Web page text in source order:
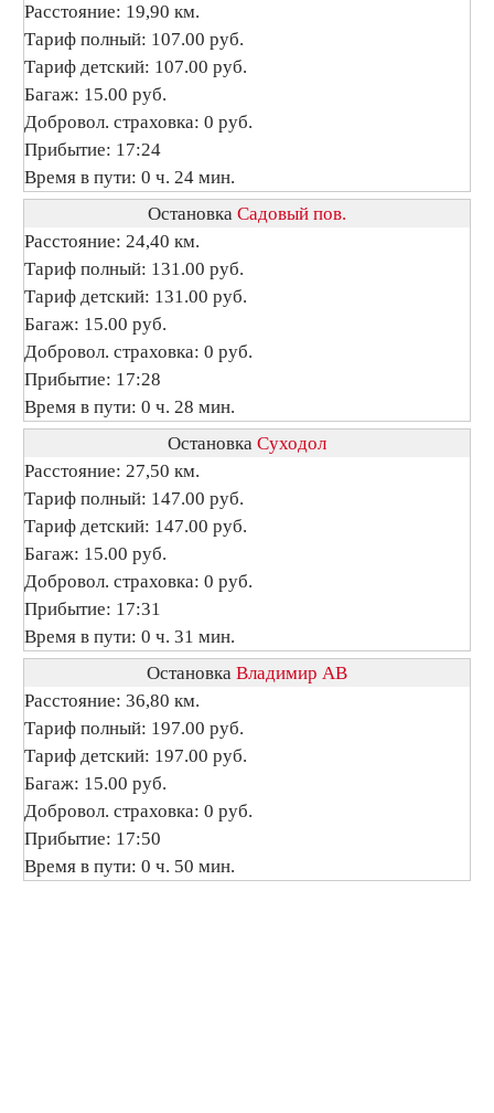
Расстояние: 19,90 км.
Тариф полный: 107.00 руб.
Тариф детский: 107.00 руб.
Багаж: 15.00 руб.
Добровол. страховка: 0 руб.
Прибытие: 17:24
Время в пути: 0 ч. 24 мин.
Остановка Садовый пов.
Расстояние: 24,40 км.
Тариф полный: 131.00 руб.
Тариф детский: 131.00 руб.
Багаж: 15.00 руб.
Добровол. страховка: 0 руб.
Прибытие: 17:28
Время в пути: 0 ч. 28 мин.
Остановка Суходол
Расстояние: 27,50 км.
Тариф полный: 147.00 руб.
Тариф детский: 147.00 руб.
Багаж: 15.00 руб.
Добровол. страховка: 0 руб.
Прибытие: 17:31
Время в пути: 0 ч. 31 мин.
Остановка Владимир АВ
Расстояние: 36,80 км.
Тариф полный: 197.00 руб.
Тариф детский: 197.00 руб.
Багаж: 15.00 руб.
Добровол. страховка: 0 руб.
Прибытие: 17:50
Время в пути: 0 ч. 50 мин.